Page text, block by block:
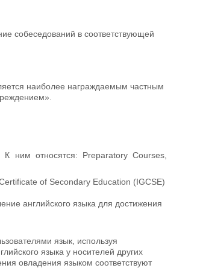
собеседований в соответствующей
наиболее награждаемым частным
ним относятся: Preparatory Courses,
of Secondary Education (IGCSE)
английского языка для достижения
язык, используя
языка у носителей других
овладения языком соответствуют